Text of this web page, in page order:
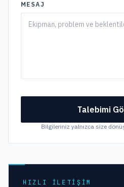
MESAJ
Talebimi
Bilgileriniz yalnızca size
HIZLI İLETIŞIM